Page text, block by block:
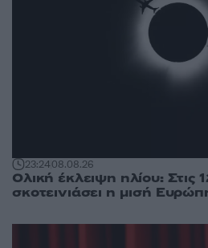
23:2408.08.26
Ολική έκλειψη ηλίου:
σκοτεινιάσει η μισή